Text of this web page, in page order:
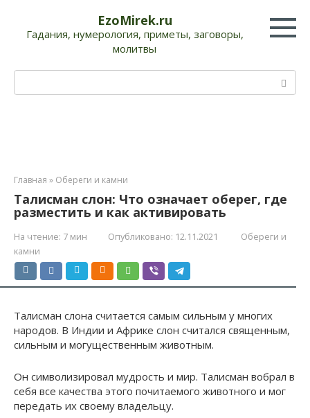
контенту
EzoMirek.ru
Гадания, нумерология, приметы, заговоры,
молитвы
Главная » Обереги и камни
Талисман слон: Что означает оберег, где
разместить и как активировать
На чтение: 7 мин Опубликовано: 12.11.2021
Обереги и
камни
Талисман слона считается самым сильным у многих
народов. В Индии и Африке слон считался священным,
сильным и могущественным животным.
Он символизировал мудрость и мир. Талисман вобрал в
себя все качества этого почитаемого животного и мог
передать их своему владельцу.